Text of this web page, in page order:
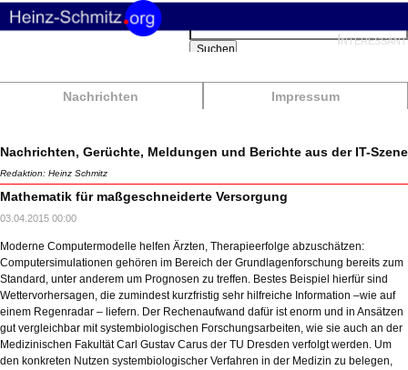
Nachrichten Impressum
Suchbegriffe
Suchen
Nachrichten, Gerüchte, Meldungen und Berichte aus der IT-Szene
Redaktion: Heinz Schmitz
Mathematik für maßgeschneiderte Versorgung
03.04.2015 00:00
Moderne Computermodelle helfen Ärzten, Therapieerfolge abzuschätzen:
Computersimulationen gehören im Bereich der Grundlagenforschung bereits zum
Standard, unter anderem um Prognosen zu treffen. Bestes Beispiel hierfür sind
Wettervorhersagen, die zumindest kurzfristig sehr hilfreiche Information –wie auf
einem Regenradar – liefern. Der Rechenaufwand dafür ist enorm und in Ansätzen
gut vergleichbar mit systembiologischen Forschungsarbeiten, wie sie auch an der
Medizinischen Fakultät Carl Gustav Carus der TU Dresden verfolgt werden. Um
den konkreten Nutzen systembiologischer Verfahren in der Medizin zu belegen,